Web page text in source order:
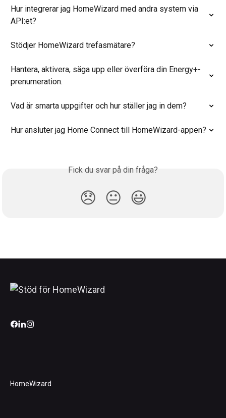
Hur integrerar jag HomeWizard med andra system via
API:et?
Stödjer HomeWizard trefasmätare?
Hantera, aktivera, säga upp eller överföra din Energy+-
prenumeration.
Vad är smarta uppgifter och hur ställer jag in dem?
Hur ansluter jag Home Connect till HomeWizard-appen?
Fick du svar på din fråga?
😞 😐 😃
HomeWizard